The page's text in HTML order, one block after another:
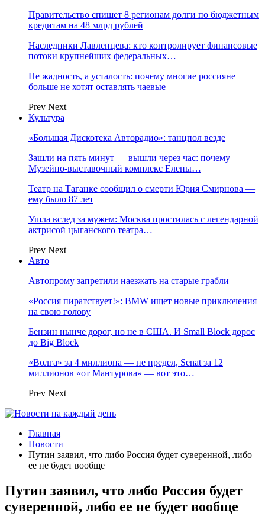
Правительство спишет 8 регионам долги по бюджетным
кредитам на 48 млрд рублей
Наследники Лавленцева: кто контролирует финансовые
потоки крупнейших федеральных…
Не жадность, а усталость: почему многие россияне
больше не хотят оставлять чаевые
Prev Next
Культура
«Большая Дискотека Авторадио»: танцпол везде
Зашли на пять минут — вышли через час: почему
Музейно-выставочный комплекс Елены…
Театр на Таганке сообщил о смерти Юрия Смирнова —
ему было 87 лет
Ушла вслед за мужем: Москва простилась с легендарной
актрисой цыганского театра…
Prev Next
Авто
Автопрому запретили наезжать на старые грабли
«Россия пиратствует!»: BMW ищет новые приключения
на свою голову
Бензин нынче дорог, но не в США. И Small Block дорос
до Big Block
«Волга» за 4 миллиона — не предел, Senat за 12
миллионов «от Мантурова» — вот это…
Prev Next
Главная
Новости
Путин заявил, что либо Россия будет суверенной, либо
ее не будет вообще
Путин заявил, что либо Россия будет
суверенной, либо ее не будет вообще